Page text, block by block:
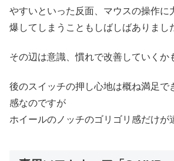
やすいといった反面、マウスの操作に
爆してしまうこともしばしばありまし
その辺は意識、慣れで改善していくか
後のスイッチの押し心地は概ね満足で
感なのですが
ホイールのノッチのゴリゴリ感だけが